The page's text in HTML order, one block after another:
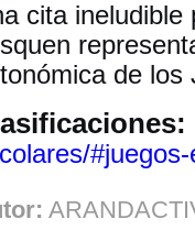
cita ineludible
de los